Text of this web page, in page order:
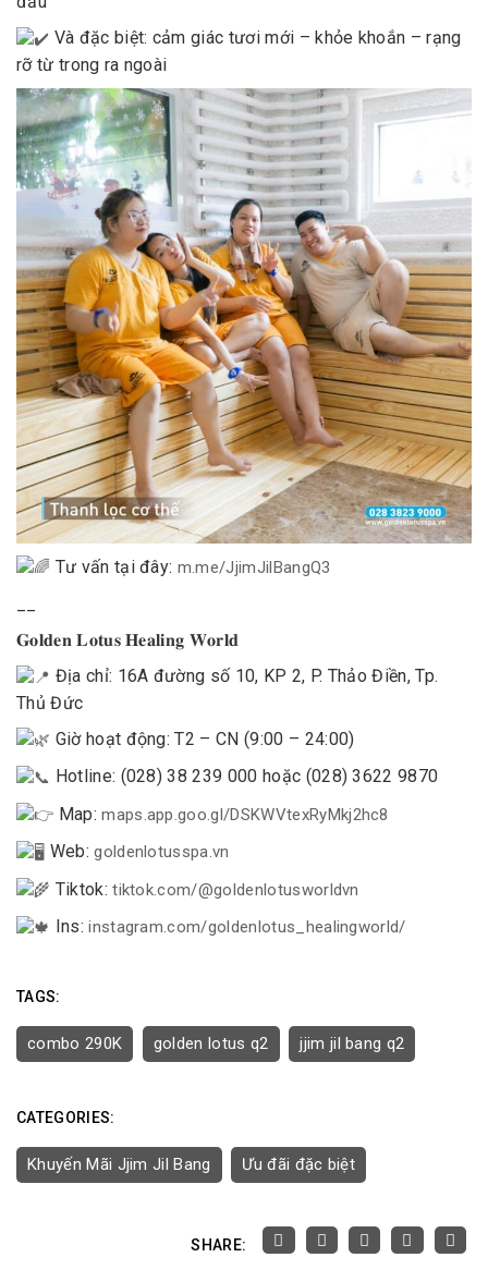
Và đặc biệt: cảm giác tươi mới – khỏe khoắn – rạng
rỡ từ trong ra ngoài
Tư vấn tại đây: m.me/JjimJilBangQ3
𝐆𝐨𝐥𝐝𝐞𝐧 𝐋𝐨𝐭𝐮𝐬 𝐇𝐞𝐚𝐥𝐢𝐧𝐠 𝐖𝐨𝐫𝐥𝐝
Địa chỉ: 16A đường số 10, KP 2, P. Thảo Điền, Tp.
Thủ Đức
Giờ hoạt động: T2 – CN (9:00 – 24:00)
Hotline: (028) 38 239 000 hoặc (028) 3622 9870
Map:maps.app.goo.gl/DSKWVtexRyMkj2hc8
Web:goldenlotusspa.vn
Tiktok:tiktok.com/@goldenlotusworldvn
Ins:instagram.com/goldenlotus_healingworld/
TAGS:
combo 290K golden lotus q2 jjim jil bang q2
CATEGORIES:
Khuyến Mãi Jjim Jil Bang Ưu đãi đặc biệt
SHARE: